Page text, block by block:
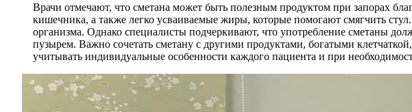
Врачи отмечают, что сметана может быть полезным продуктом при запорах
кишечника, а также легко усваиваемые жиры, которые помогают смягчить
организма. Однако специалисты подчеркивают, что употребление сметаны
пузырем. Важно сочетать сметану с другими продуктами, богатыми
учитывать индивидуальные особенности каждого пациента и при